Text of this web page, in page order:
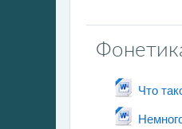
Что